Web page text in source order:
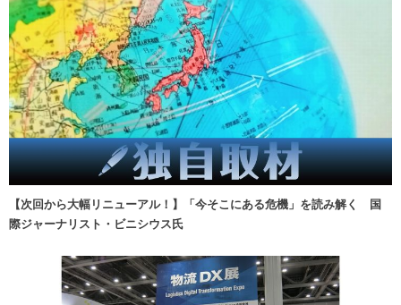
【次回から大幅リニューアル！】「今そこにある危機」を読み解く 国
際ジャーナリスト・ビニシウス氏